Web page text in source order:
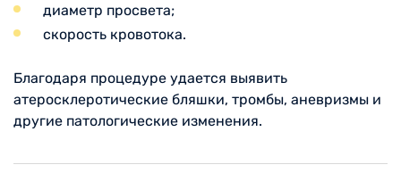
диаметр просвета;
скорость кровотока.
Благодаря процедуре удается выявить
атеросклеротические бляшки, тромбы, аневризмы и
другие патологические изменения.